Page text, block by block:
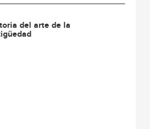
del arte de la